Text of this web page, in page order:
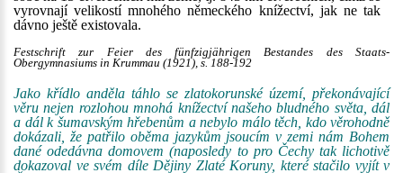
vyrovnají velikostí mnohého německého knížectví, jak ne tak
dávno ještě existovala.
Festschrift zur Feier des fünfzigjährigen Bestandes des Staats-
Obergymnasiums in Krummau (1921), s. 188-192
Jako křídlo anděla táhlo se zlatokorunské území, překonávající
věru nejen rozlohou mnohá knížectví našeho bludného světa, dál
a dál k šumavským hřebenům a nebylo málo těch, kdo věrohodně
dokázali, že patřilo oběma jazykům jsoucím v zemi nám Bohem
dané odedávna domovem (naposledy to pro Čechy tak lichotivě
dokazoval ve svém díle Dějiny Zlaté Koruny, které stačilo vyjít v